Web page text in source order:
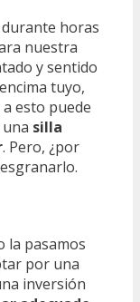
horas
nuestra
y sentido
tuyo,
esto puede
silla
. Pero, ¿por
la pasamos
por una
inversión